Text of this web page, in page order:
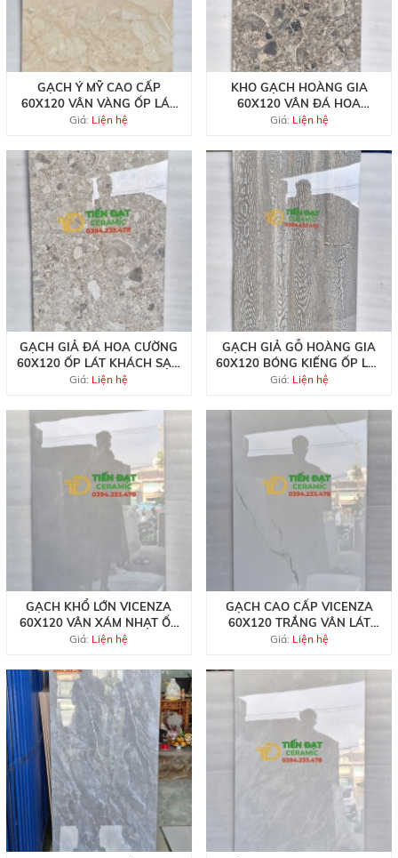
GẠCH Ý MỸ CAO CẤP
60X120 VÂN VÀNG ỐP LÁT
NHÀ HÀNG QUÁN BAR
Giá: Liện hệ
KHO GẠCH HOÀNG GIA
60X120 VÂN ĐÁ HOA
CƯƠNG TẠI HCM
Giá: Liện hệ
GẠCH GIẢ ĐÁ HOA CƯỜNG
60X120 ỐP LÁT KHÁCH SẠN
CAO CẤP
Giá: Liện hệ
GẠCH GIẢ GỖ HOÀNG GIA
60X120 BÓNG KIẾNG ỐP LÁT
QUẦY TIẾP TÂN
Giá: Liện hệ
GẠCH KHỔ LỚN VICENZA
60X120 VÂN XÁM NHẠT ỐP
LÁT BIỆT THỰ CAO CẤP
Giá: Liện hệ
GẠCH CAO CẤP VICENZA
60X120 TRẮNG VÂN LÁT
NỀN NHÀ HÀNG BÁN CHẠY
Giá: Liện hệ